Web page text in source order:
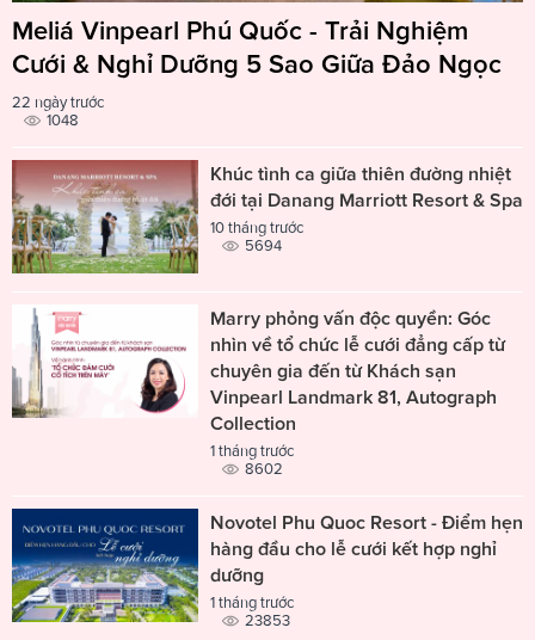
Meliá Vinpearl Phú Quốc - Trải Nghiệm
Cưới & Nghỉ Dưỡng 5 Sao Giữa Đảo Ngọc
22 ngày trước
1048
Khúc tình ca giữa thiên đường nhiệt
đới tại Danang Marriott Resort & Spa
10 tháng trước
5694
Marry phỏng vấn độc quyền: Góc
nhìn về tổ chức lễ cưới đẳng cấp từ
chuyên gia đến từ Khách sạn
Vinpearl Landmark 81, Autograph
Collection
1 tháng trước
8602
Novotel Phu Quoc Resort - Điểm hẹn
hàng đầu cho lễ cưới kết hợp nghỉ
dưỡng
1 tháng trước
23853